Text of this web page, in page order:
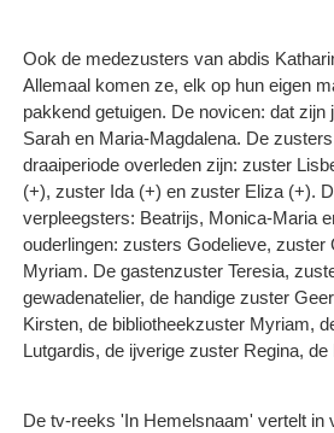
Ook de medezusters van abdis
Allemaal komen ze, elk op hun eigen
pakkend getuigen. De novicen: dat zijn
Sarah en Maria-Magdalena. De
draaiperiode overleden zijn: zuster
(+), zuster Ida (+) en zuster Eliza (+).
verpleegsters: Beatrijs, Monica-Maria
ouderlingen: zusters Godelieve, zuster
Myriam. De gastenzuster Teresia,
gewadenatelier, de handige zuster
Kirsten, de bibliotheekzuster Myriam,
Lutgardis, de ijverige zuster Regina,
De tv-reeks 'In Hemelsnaam' vertelt in